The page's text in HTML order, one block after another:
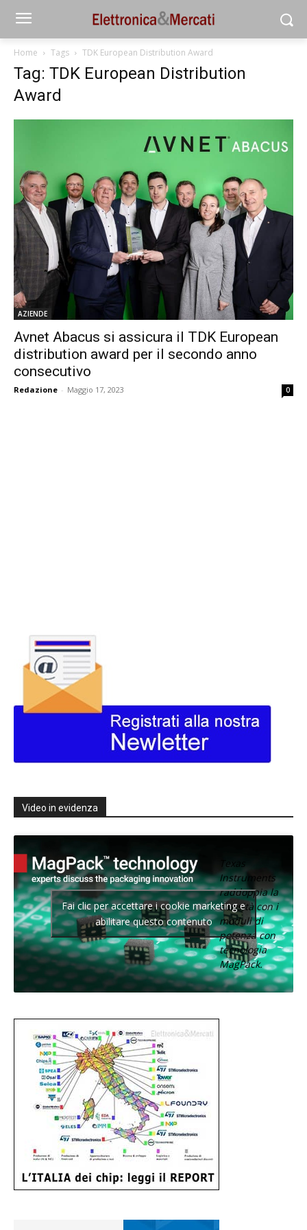
Home Tags TDK European Distribution Award
Tag: TDK European Distribution
Award
AZIENDE
Avnet Abacus si assicura il TDK European
distribution award per il secondo anno
consecutivo
Redazione - Maggio 17, 2023 0
Video in evidenza
Texas
Instruments
raddoppia la
densità con i
moduli di
potenza con
tecnologia
MagPack.
Fai clic per accettare i cookie marketing e
abilitare questo contenuto